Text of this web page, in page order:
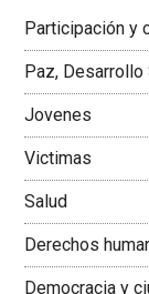
Colombiana
Participación y
Paz,
Jovenes
Victimas
Salud
Derechos
Democracia y